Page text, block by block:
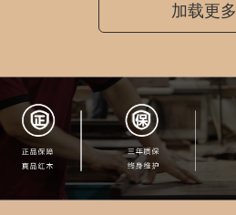
加载更多